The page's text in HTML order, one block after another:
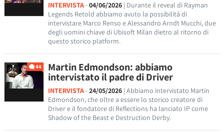
INTERVISTA-04/06/2026 | Durante il reveal di Rayman
Legends Retold abbiamo avuto la possibilità di
intervistare Marco Renso e Alessandro Arndt Mucchi, due
degli uomini chiave di Ubisoft Milan dietro al ritorno di
questo storico platform.
44 Martin Edmondson: abbiamo
intervistato il padre di Driver
INTERVISTA-24/05/2026 | Abbiamo intervistato Martin
Edmondson, che oltre a essere lo storico creatore di
Driver e il fondatore di Reflections ha lanciato IP come
Shadow of the Beast e Destruction Derby.